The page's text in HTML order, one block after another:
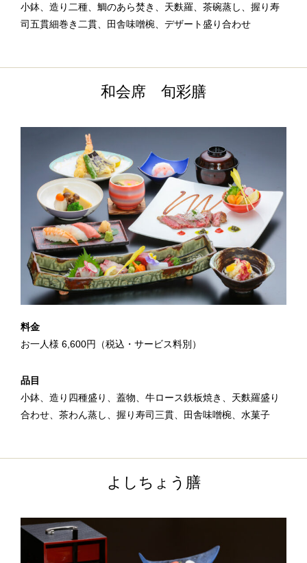
小鉢、造り二種、鯛のあら焚き、天麩羅、茶碗蒸し、握り寿
司五貫細巻き二貫、田舎味噌椀、デザート盛り合わせ
和会席 旬彩膳
料金
お一人様 6,600円（税込・サービス料別）
品目
小鉢、造り四種盛り、蓋物、牛ロース鉄板焼き、天麩羅盛り
合わせ、茶わん蒸し、握り寿司三貫、田舎味噌椀、水菓子
よしちょう膳